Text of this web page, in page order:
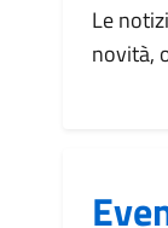
Le
novità,